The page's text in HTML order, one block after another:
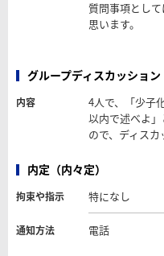
質問事項とし
思います。
グループディスカッショ
内容
4人で、「少子
以内で述べよ
ので、ディスカ
内定（内々定）
拘束や指示 特になし
通知方法 電話